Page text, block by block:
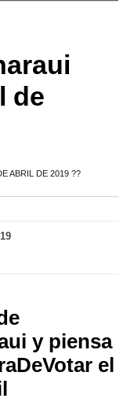
de
ABRIL DE 2019 ??
y piensa
el